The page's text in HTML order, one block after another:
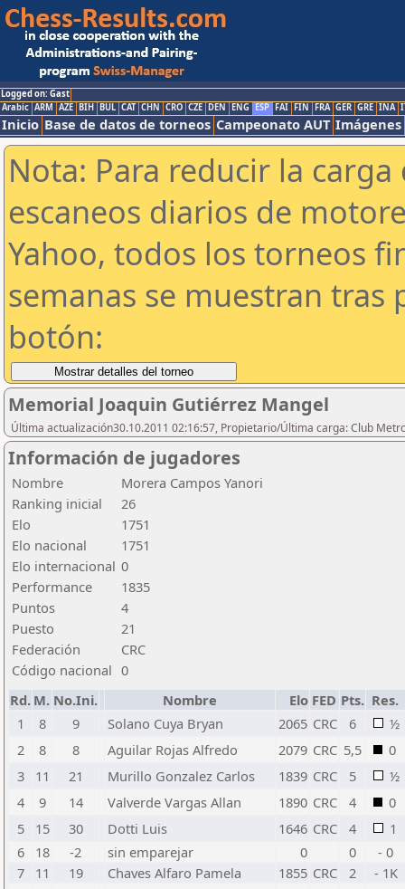
Logged on: Gast
Arabic ARM AZE BIH BUL CAT CHN CRO CZE DEN ENG ESP FAI FIN FRA GER GRE INA
Inicio Base de datos de torneos Campeonato AUT Imágenes
Nota: Para reducir la
escaneos diarios de
Yahoo, todos los torneos
semanas se muestran tras
botón:
Memorial Joaquin Gutiérrez Mangel
Última actualización30.10.2011 02:16:57, Propietario/Última carga: Club
Información de jugadores
Nombre
Morera Campos Yanori
Ranking inicial
26
Elo
1751
Elo nacional
1751
Elo internacional 0
Performance
1835
Puntos
4
Puesto
21
Federación
CRC
Código nacional 0
Rd. M. No.Ini. Nombre Elo FED Pts. Res.
1
8 9 Solano Cuya Bryan 2065 CRC 6
½
2
8 8 Aguilar Rojas Alfredo 2079 CRC 5,5
0
3
11 21 Murillo Gonzalez Carlos 1839 CRC 5
½
4
9 14 Valverde Vargas Allan 1890 CRC 4
0
5
15 30 Dotti Luis 1646 CRC 4
1
6
18 -2 sin emparejar 0 0
- 0
7
11 19 Chaves Alfaro Pamela 1855 CRC 2
- 1K